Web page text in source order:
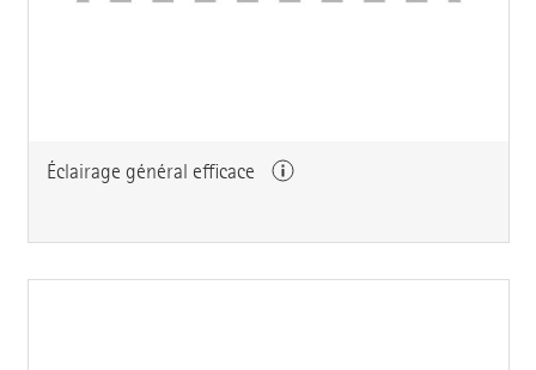
Éclairage général efficace